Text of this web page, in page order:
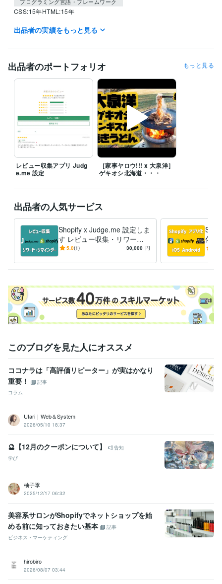
CSS:15年HTML:15年
ビジネス・クリエイティブツール
BASE:5年Shopify:6年STORES:5年Moneyfoward:2年
Adobe Photoshop:10年Adobe Premiere Pro:3年
ゆっくりMovieMaker:3年Adobe Illustrator:10年
その他ツール
FileMaker:20年
出品者の実績をもっと見る
出品者のポートフォリオ もっと見る
レビュー収集アプリ Judg
e.me 設定
［家事ヤロウ!!! x 大泉洋］
ゲキオシ北海道・・・
出品者の人気サービス
Shopify x Judge.me 設定しま
す レビュー収集・リワー
ド・リマインダーを自動化し
5.0(1) 30,000 円
化し
C サ
このブログを見た人にオススメ
ココナラは「高評価リピーター」が実はかなり
重要！
記事
コラム
Utari｜Web＆System
2026/05/10 18:37
🔮【12月のクーポンについて】
告知
学び
柚子季
2025/12/17 06:32
美容系サロンがShopifyでネットショップを始
める前に知っておきたい基本
記事
ビジネス・マーケティング
hirobiro
2026/08/07 03:44